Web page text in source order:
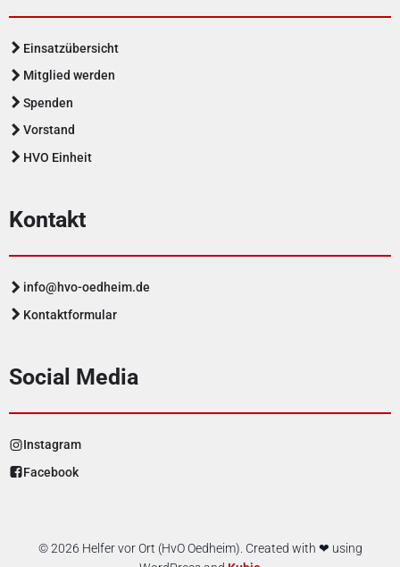
Einsatzübersicht
Mitglied werden
Spenden
Vorstand
HVO Einheit
Kontakt
info@hvo-oedheim.de
Kontaktformular
Social Media
Instagram
Facebook
© 2026 Helfer vor Ort (HvO Oedheim). Created with ❤ using